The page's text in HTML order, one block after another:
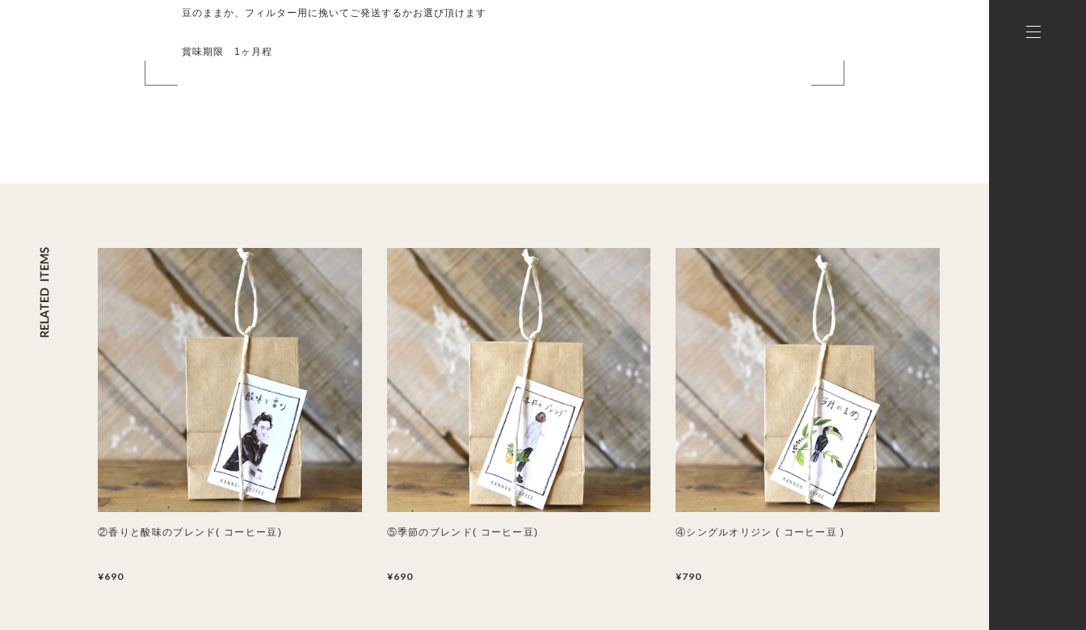
豆のままか、フィルター用に挽いてご発送するかお選び頂けます
賞味期限 1ヶ月程
②香りと酸味のブレンド( コーヒー豆)
¥690
⑤季節のブレンド( コーヒー豆)
¥690
④シングルオリジン ( コーヒー豆 )
¥790